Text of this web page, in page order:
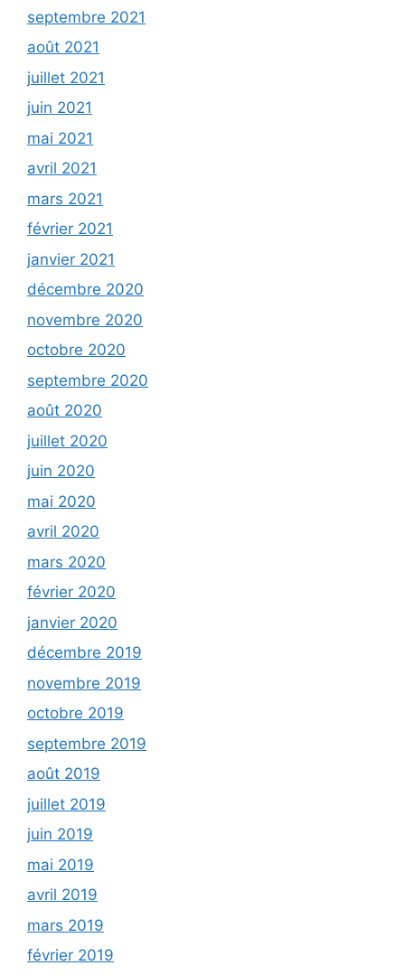
septembre 2021
août 2021
juillet 2021
juin 2021
mai 2021
avril 2021
mars 2021
février 2021
janvier 2021
décembre 2020
novembre 2020
octobre 2020
septembre 2020
août 2020
juillet 2020
juin 2020
mai 2020
avril 2020
mars 2020
février 2020
janvier 2020
décembre 2019
novembre 2019
octobre 2019
septembre 2019
août 2019
juillet 2019
juin 2019
mai 2019
avril 2019
mars 2019
février 2019